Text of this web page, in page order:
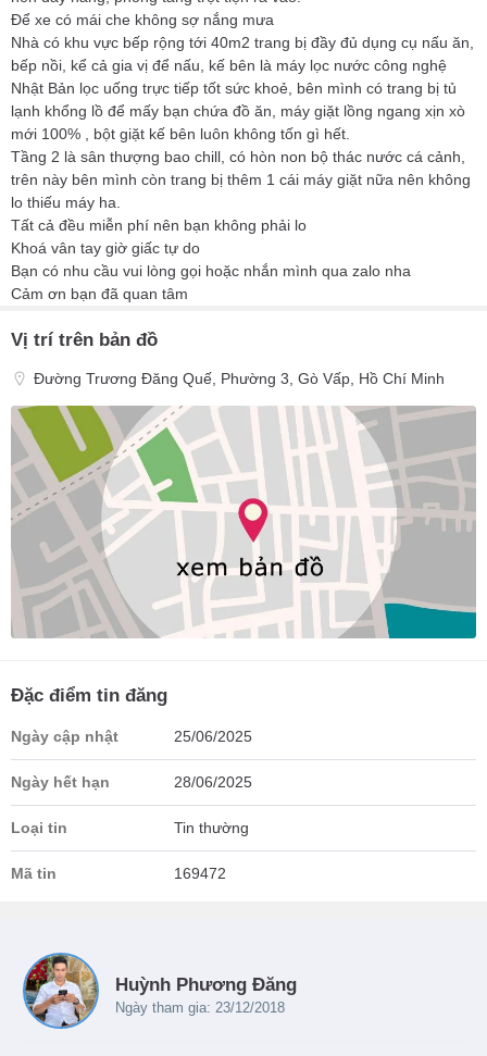
Để xe có mái che không sợ nắng mưa
Nhà có khu vực bếp rộng tới 40m2 trang bị đầy đủ dụng cụ nấu ăn,
bếp nồi, kể cả gia vị để nấu, kế bên là máy lọc nước công nghệ
Nhật Bản lọc uống trực tiếp tốt sức khoẻ, bên mình có trang bị tủ
lạnh khổng lồ để mấy bạn chứa đồ ăn, máy giặt lồng ngang xịn xò
mới 100% , bột giặt kế bên luôn không tốn gì hết.
Tầng 2 là sân thượng bao chill, có hòn non bộ thác nước cá cảnh,
trên này bên mình còn trang bị thêm 1 cái máy giặt nữa nên không
lo thiếu máy ha.
Tất cả đều miễn phí nên bạn không phải lo
Khoá vân tay giờ giấc tự do
Bạn có nhu cầu vui lòng gọi hoặc nhắn mình qua zalo nha
Cảm ơn bạn đã quan tâm
Vị trí trên bản đồ
Đường Trương Đăng Quế, Phường 3, Gò Vấp, Hồ Chí Minh
Đặc điểm tin đăng
Ngày cập nhật 25/06/2025
Ngày hết hạn 28/06/2025
Loại tin Tin thường
Mã tin 169472
Huỳnh Phương Đăng
Ngày tham gia: 23/12/2018